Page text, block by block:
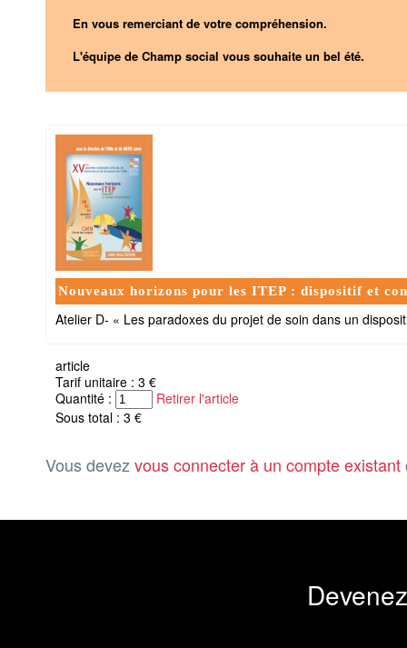
En vous remerciant de votre compréhension.
L'équipe de Champ social vous souhaite un bel été.
Nouveaux horizons pour les ITEP : dispositif et
Atelier D- « Les paradoxes du projet de soin dans un
article
Tarif unitaire : 3 €
Quantité :
Retirer l'article
Sous total : 3 €
Vous devez vous connecter à un compte existant